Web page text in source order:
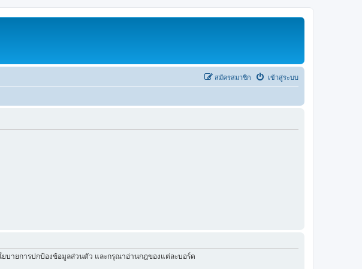
เข้าสู่ระบบ
สมัครสมาชิก
บายการปกป้องข้อมูลส่วนตัว และกรุณาอ่านกฎของแต่ละบอร์ด